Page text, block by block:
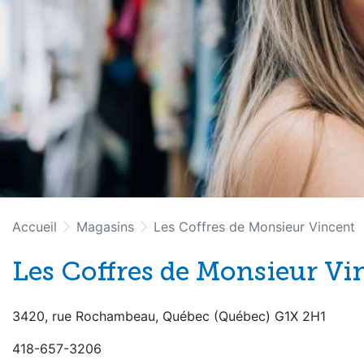
Accueil Magasins Les Coffres de Monsieur Vincent
Les Coffres de Monsieur
3420, rue Rochambeau, Québec (Québec) G1X 2H1
418-657-3206